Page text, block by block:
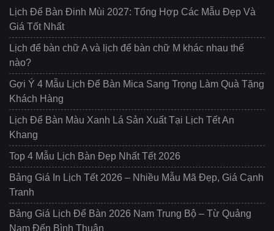
Lịch Để Bàn Đinh Mùi 2027: Tổng Hợp Các Mẫu Đẹp Và
Giá Tốt Nhất
Lịch để bàn chữ A và lịch để bàn chữ M khác nhau thế
nào?
Gợi Ý 4 Mẫu Lịch Để Bàn Mica Sang Trọng Làm Quà Tặng
Khách Hàng
Lịch Để Bàn Màu Xanh Lá Sản Xuất Tại Lịch Tết An
Khang
Top 4 Mẫu Lịch Bàn Đẹp Nhất Tết 2026
Bảng Giá In Lịch Tết 2026 – Nhiều Mẫu Mã Đẹp, Giá Cạnh
Tranh
Bảng Giá Lịch Để Bàn 2026 Nam Trung Bộ – Từ Quảng
Nam Đến Bình Thuận